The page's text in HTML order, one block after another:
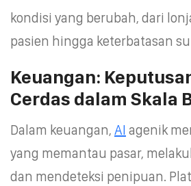
kondisi yang berubah, dari
pasien hingga keterbatasan
Keuangan:
Cerdas dalam Skala
Dalam keuangan, AI agenik
yang memantau pasar,
dan mendeteksi penipuan.